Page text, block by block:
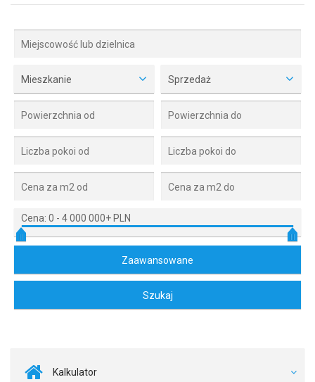
Mieszkanie Sprzedaż
Cena: 0 - 4 000 000+ PLN
Kalkulator